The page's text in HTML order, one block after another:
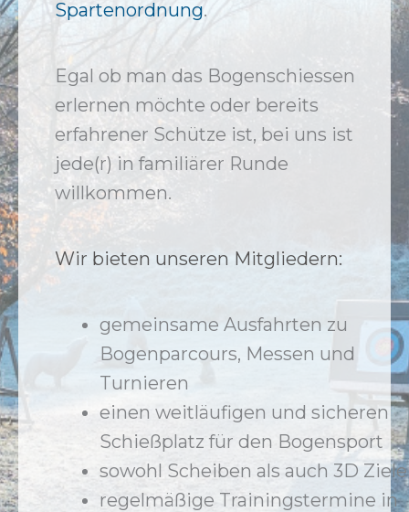
Spartenordnung.
Egal ob man das Bogenschiessen
erlernen möchte oder bereits
erfahrener Schütze ist, bei uns ist
jede(r) in familiärer Runde
willkommen.
Wir bieten unseren Mitgliedern:
gemeinsame Ausfahrten zu
Bogenparcours, Messen und
Turnieren
einen weitläufigen und sicheren
Schießplatz für den Bogensport
sowohl Scheiben als auch 3D Ziele
regelmäßige Trainingstermine in